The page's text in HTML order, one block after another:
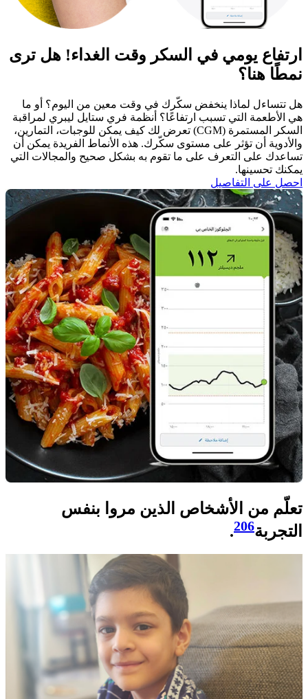
ارتفاع يومي في السكر وقت الغداء! هل ترى
نمطًا هنا؟
هل تتساءل لماذا ينخفض سكّرك في وقت معين من اليوم؟ أو ما
هي الأطعمة التي تسبب ارتفاعًا؟ أنظمة فري ستايل ليبري لمراقبة
السكر المستمرة (CGM) تعرض لك كيف يمكن للوجبات، التمارين،
والأدوية أن تؤثر على مستوى سكّرك. هذه الأنماط الفريدة يمكن أن
تساعدك على التعرف على ما تقوم به بشكل صحيح والمجالات التي
يمكنك تحسينها. ​
احصل على التفاصيل
تعلّم من الأشخاص الذين مروا بنفس
التجربة206
.